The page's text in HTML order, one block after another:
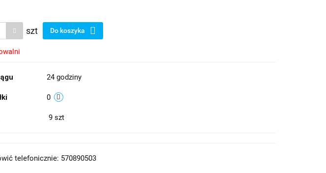
szt Do koszyka
24 godziny
0
9 szt
telefonicznie: 570890503